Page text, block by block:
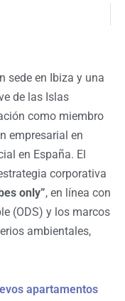
sede en Ibiza y una
de las Islas
como miembro
empresarial en
en España. El
corporativa
only”, en línea con
(ODS) y los marcos
ambientales,
apartamentos